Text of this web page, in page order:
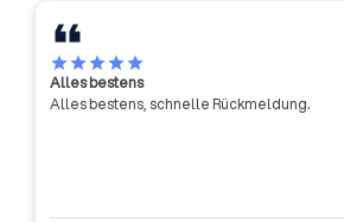
Bodenleger
Bei der Auswahl sollten Sie
berücksichtigen:
starstarstarstarstar
Alles bestens
Alles bestens, schnelle Rückmeldung.